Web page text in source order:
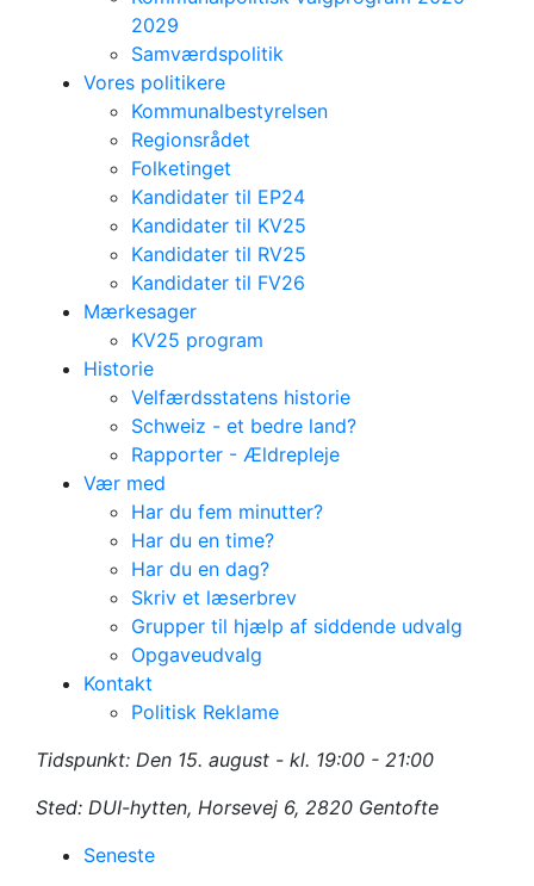
2029
Samværdspolitik
Vores politikere
Kommunalbestyrelsen
Regionsrådet
Folketinget
Kandidater til EP24
Kandidater til KV25
Kandidater til RV25
Kandidater til FV26
Mærkesager
KV25 program
Historie
Velfærdsstatens historie
Schweiz - et bedre land?
Rapporter - Ældrepleje
Vær med
Har du fem minutter?
Har du en time?
Har du en dag?
Skriv et læserbrev
Grupper til hjælp af siddende udvalg
Opgaveudvalg
Kontakt
Politisk Reklame
Ekstraordinært
bestyrelsesmøde
Tidspunkt: Den 15. august - kl. 19:00 - 21:00
Sted: DUI-hytten, Horsevej 6, 2820 Gentofte
Seneste